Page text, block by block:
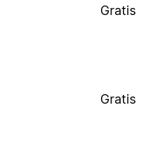
Gratis
Gratis